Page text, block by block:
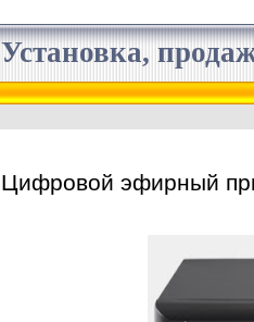
Установка,
Цифровой эфирный